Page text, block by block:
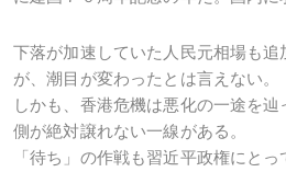
下落が加速していた人民元相場も追
が、潮目が変わったとは言えない。
しかも、香港危機は悪化の一途を
側が絶対譲れない一線がある。
「待ち」の作戦も習近平政権にと